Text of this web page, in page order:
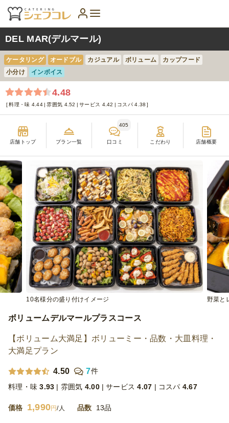
DEL MAR(デルマール)
ケータリング オードブル カジュアル ボリューム
カップフード
小分け
インボイス
4.48
料理・味 4.44 雰囲気 4.52 サービス 4.42 コスパ 4.38
店舗トップ プラン一覧 口コミ
405
こだわり 店舗概要
10名様分の盛り付けイメージ 野菜と
ボリュームデルマールプラスコース
【ボリューム大満足】ボリューミー・品数・大皿料理・
大満足プラン
4.50 7件
料理・味 3.93 雰囲気 4.00 サービス 4.07 コスパ 4.67
価格 1,990円/人 品数 13品